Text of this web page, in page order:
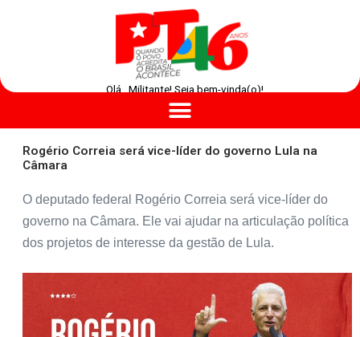
Olá , Militante! Seja bem-vinda(o)!
Rogério Correia será vice-líder do governo Lula na
Câmara
O deputado federal Rogério Correia será vice-líder do
governo na Câmara. Ele vai ajudar na articulação política
dos projetos de interesse da gestão de Lula.